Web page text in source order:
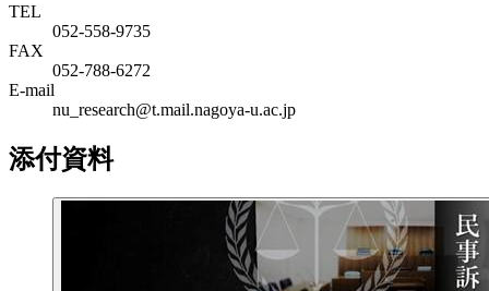
TEL
052-558-9735
FAX
052-788-6272
E-mail
nu_research@t.mail.nagoya-u.ac.jp
添付資料